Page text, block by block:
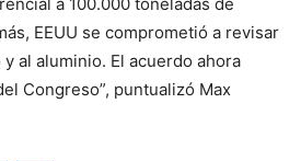
EEUU se comprometió a revisar
al aluminio. El acuerdo ahora
Congreso”, puntualizó Max